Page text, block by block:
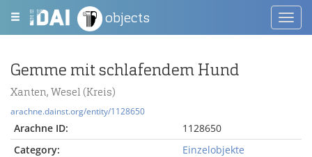
objects
Gemme mit schlafendem Hund
Xanten, Wesel (Kreis)
arachne.dainst.org/entity/1128650
Arachne ID:
1128650
Category:
Einzelobjekte